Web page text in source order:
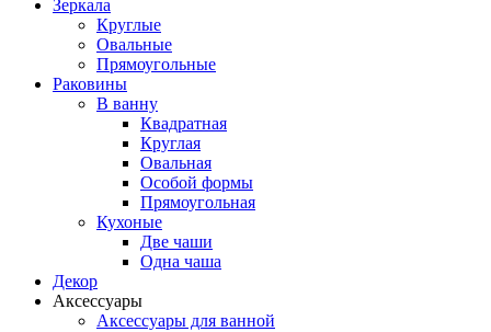
Зеркала
Круглые
Овальные
Прямоугольные
Раковины
В ванну
Квадратная
Круглая
Овальная
Особой формы
Прямоугольная
Кухоные
Две чаши
Одна чаша
Декор
Аксессуары
Аксессуары для ванной